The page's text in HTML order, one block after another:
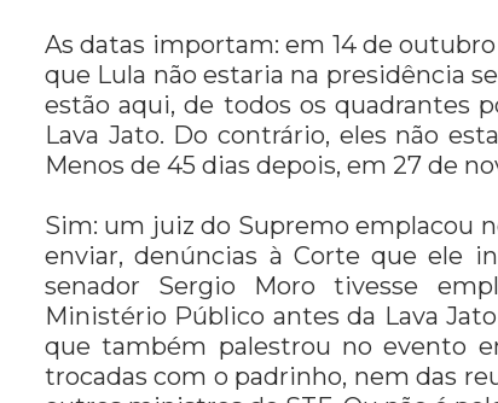
As datas importam: em 14 de
que Lula não estaria na presidência
estão aqui, de todos os quadrantes
Lava Jato. Do contrário, eles não
Menos de 45 dias depois, em 27 de
Sim: um juiz do Supremo emplacou
enviar, denúncias à Corte que ele
senador Sergio Moro tivesse
Ministério Público antes da Lava
que também palestrou no evento
trocadas com o padrinho, nem das